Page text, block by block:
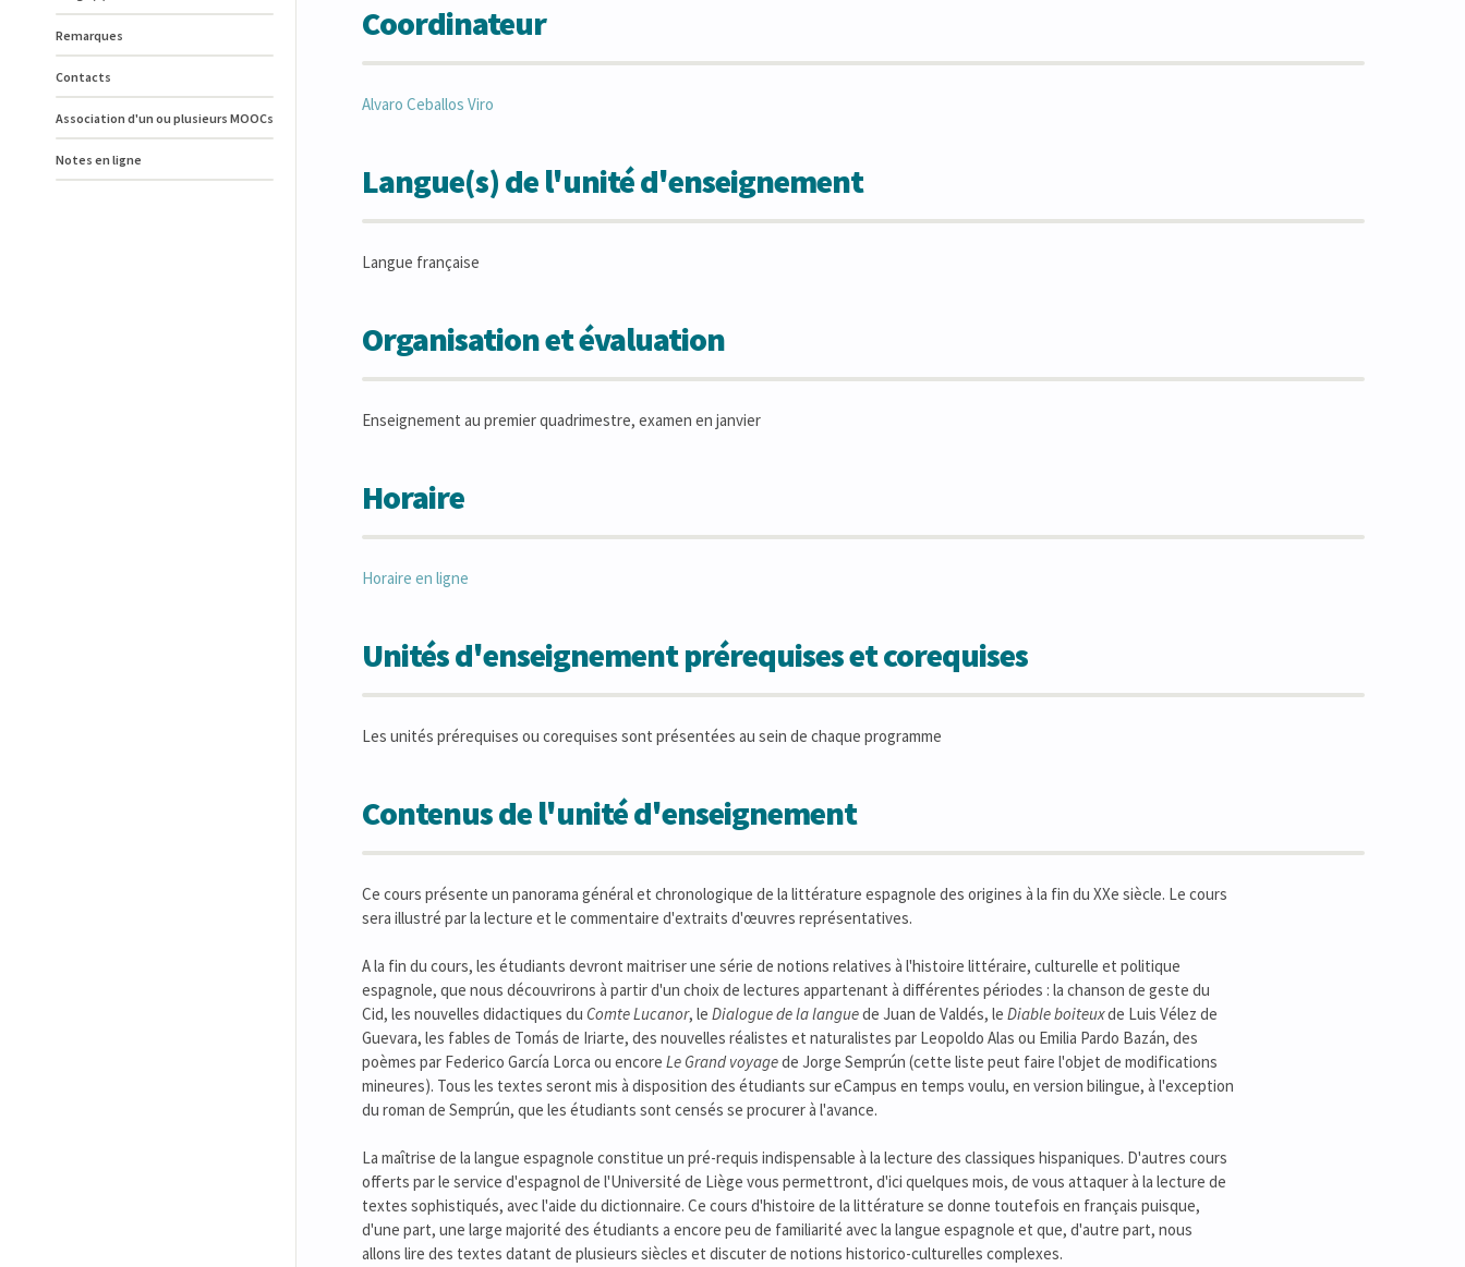
Remarques
Contacts
Association d'un ou plusieurs MOOCs
Notes en ligne
Coordinateur
Alvaro Ceballos Viro
Langue(s) de l'unité d'enseignement
Langue française
Organisation et évaluation
Enseignement au premier quadrimestre, examen en janvier
Horaire
Horaire en ligne
Unités d'enseignement prérequises et corequises
Les unités prérequises ou corequises sont présentées au sein de chaque programme
Contenus de l'unité d'enseignement
Ce cours présente un panorama général et chronologique de la littérature espagnole des origines à la fin du XXe siècle. Le cours
sera illustré par la lecture et le commentaire d'extraits d'œuvres représentatives.
A la fin du cours, les étudiants devront maitriser une série de notions relatives à l'histoire littéraire, culturelle et politique
espagnole, que nous découvrirons à partir d'un choix de lectures appartenant à différentes périodes : la chanson de geste du
Cid, les nouvelles didactiques du Comte Lucanor, le Dialogue de la languede Juan de Valdés, le Diable boiteuxde Luis Vélez de
Guevara, les fables de Tomás de Iriarte, des nouvelles réalistes et naturalistes par Leopoldo Alas ou Emilia Pardo Bazán, des
poèmes par Federico García Lorca ou encore Le Grand voyagede Jorge Semprún (cette liste peut faire l'objet de modifications
mineures). Tous les textes seront mis à disposition des étudiants sur eCampus en temps voulu, en version bilingue, à l'exception
du roman de Semprún, que les étudiants sont censés se procurer à l'avance.
La maîtrise de la langue espagnole constitue un pré-requis indispensable à la lecture des classiques hispaniques. D'autres cours
offerts par le service d'espagnol de l'Université de Liège vous permettront, d'ici quelques mois, de vous attaquer à la lecture de
textes sophistiqués, avec l'aide du dictionnaire. Ce cours d'histoire de la littérature se donne toutefois en français puisque,
d'une part, une large majorité des étudiants a encore peu de familiarité avec la langue espagnole et que, d'autre part, nous
allons lire des textes datant de plusieurs siècles et discuter de notions historico-culturelles complexes.